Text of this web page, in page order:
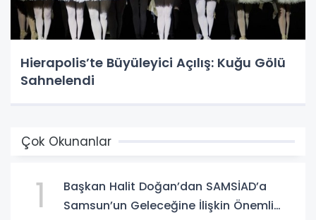
Hierapolis’te Büyüleyici Açılış: Kuğu Gölü
Sahnelendi
Çok Okunanlar
1
Başkan Halit Doğan’dan SAMSİAD’a
Samsun’un Geleceğine İlişkin Önemli